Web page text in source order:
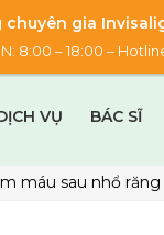
chuyên gia
8:00 – 18:00 –
VỤ BÁC SĨ
máu sau nhổ